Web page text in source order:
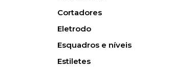
Cortadores
Eletrodo
Esquadros e níveis
Estiletes